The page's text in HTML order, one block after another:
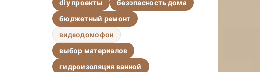
diy проекты
безопасность дома
бюджетный ремонт
видеодомофон
выбор материалов
гидроизоляция ванной